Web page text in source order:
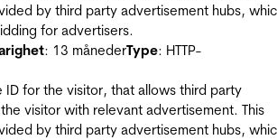
by third party advertisement hubs,
for advertisers.
: 13 månederType: HTTP-
ID for the visitor, that allows third party
visitor with relevant advertisement. This
by third party advertisement hubs,